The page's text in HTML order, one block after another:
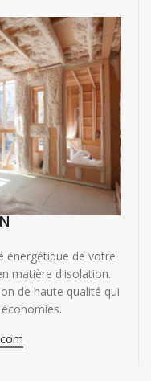
énergétique de votre
matière d'isolation.
de haute qualité qui